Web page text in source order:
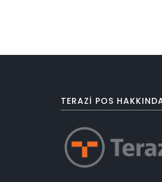
TERAZI POS